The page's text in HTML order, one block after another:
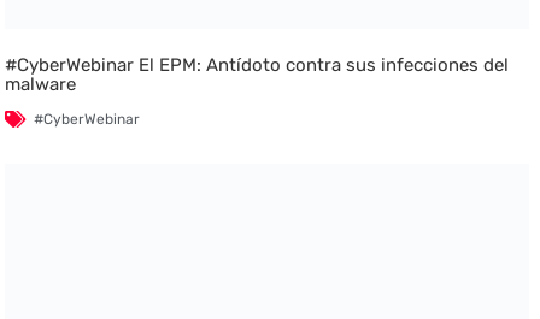
#CyberWebinar El EPM: Antídoto contra sus infecciones del
malware
#CyberWebinar